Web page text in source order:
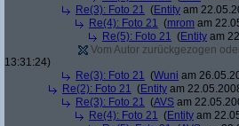
Re(3): Foto 21 (Entity am
Re(4): Foto 21 (mrom am
Re(5): Foto 21 (Entity am
Vom Autor zurückgezogen
13:31:24)
Re(3): Foto 21 (Wuni am
Re(2): Foto 21 (Entity am
Re(3): Foto 21 (AVS am
Re(4): Foto 21 (Entity am